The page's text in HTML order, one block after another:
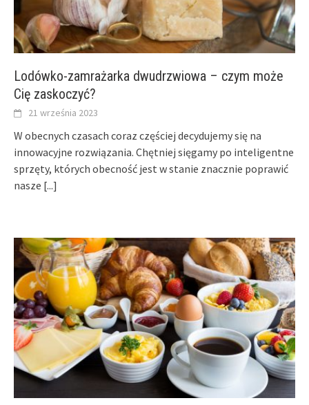
Lodówko-zamrażarka dwudrzwiowa – czym może
Cię zaskoczyć?
21 września 2023
W obecnych czasach coraz częściej decydujemy się na
innowacyjne rozwiązania. Chętniej sięgamy po inteligentne
sprzęty, których obecność jest w stanie znacznie poprawić
nasze [...]